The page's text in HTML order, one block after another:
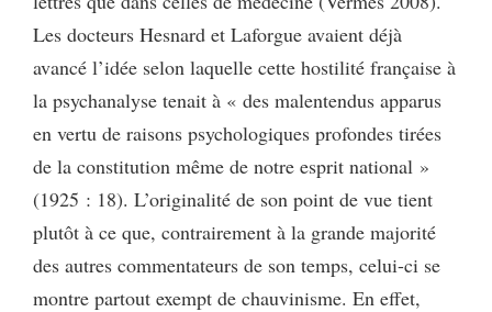
Les docteurs Hesnard et Laforgue avaient déjà
avancé l’idée selon laquelle cette hostilité française à
la psychanalyse tenait à « des malentendus apparus
en vertu de raisons psychologiques profondes tirées
de la constitution même de notre esprit national »
(1925 : 18). L’originalité de son point de vue tient
plutôt à ce que, contrairement à la grande majorité
des autres commentateurs de son temps, celui-ci se
montre partout exempt de chauvinisme. En effet,